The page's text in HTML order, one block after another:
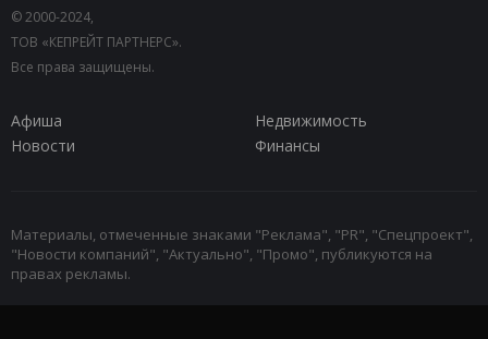
© 2000-2024,
ТОВ «КЕПРЕЙТ ПАРТНЕРС».
Все права защищены.
Афиша
Недвижимость
Новости
Финансы
Материалы, отмеченные знаками "Реклама", "PR", "Спецпроект",
"Новости компаний", "Актуально", "Промо", публикуются на
правах рекламы.